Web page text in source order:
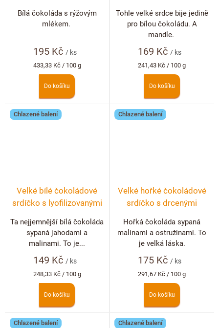
195 Kč / ks
Měrná
cena:
433,33 Kč / 100 g
Do košíku
Bílá čokoláda s rýžovým
mlékem.
169 Kč/ ks
Měrná
cena:
241,43 Kč / 100 g
Do košíku
Tohle velké srdce bije jedině
pro bílou čokoládu. A
mandle.
Chlazené balení
Velké bílé čokoládové
srdíčko s lyofilizovanými
149 Kč / ks
Měrná
cena:
248,33 Kč / 100 g
Do košíku
Ta nejjemnější bílá čokoláda
sypaná jahodami a
malinami. To je...
Chlazené balení
Velké hořké čokoládové
srdíčko s drcenými
a ostružinami
175 Kč/ ks
Měrná
cena:
291,67 Kč / 100 g
Do košíku
Hořká čokoláda sypaná
malinami a ostružinami. To
je velká láska.
Chlazené balení Chlazené balení